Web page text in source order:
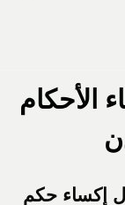
الأحكام
إكساء حكم